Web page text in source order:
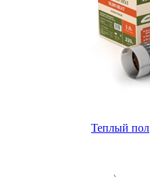
Теплый пол